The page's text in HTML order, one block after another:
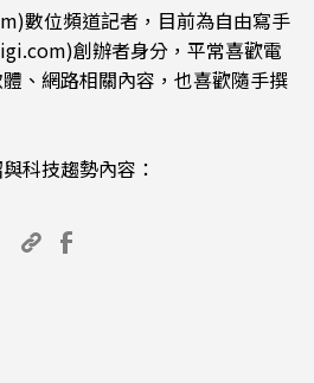
數位頻道記者，目前為自由寫手
創辦者身分，平常喜歡電
、網路相關內容，也喜歡隨手撰
科技趨勢內容：